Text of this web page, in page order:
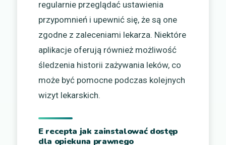
regularnie przeglądać ustawienia
przypomnień i upewnić się, że są one
zgodne z zaleceniami lekarza. Niektóre
aplikacje oferują również możliwość
śledzenia historii zażywania leków, co
może być pomocne podczas kolejnych
wizyt lekarskich.
E recepta jak zainstalować dostęp
dla opiekuna prawnego